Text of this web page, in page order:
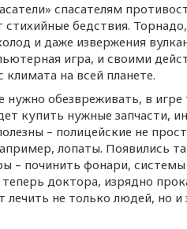
спасателям
бедствия.
и даже извержения
игра, и своими
на всей планете.
обезвреживать, в игре
купить нужные запчасти,
– полицейские не
лопаты. Появились
– починить фонари,
доктора, изрядно
не только людей, но и